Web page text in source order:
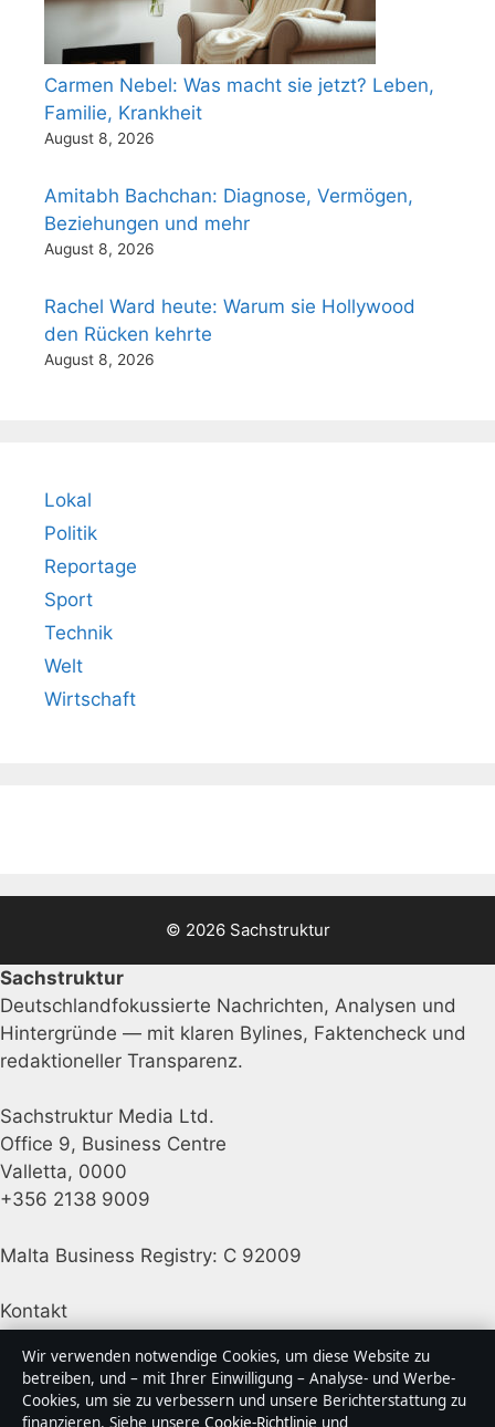
Carmen Nebel: Was macht sie jetzt? Leben,
Familie, Krankheit
August 8, 2026
Amitabh Bachchan: Diagnose, Vermögen,
Beziehungen und mehr
August 8, 2026
Rachel Ward heute: Warum sie Hollywood
den Rücken kehrte
August 8, 2026
Lokal
Politik
Reportage
Sport
Technik
Welt
Wirtschaft
© 2026 Sachstruktur
Sachstruktur
Deutschlandfokussierte Nachrichten, Analysen und
Hintergründe — mit klaren Bylines, Faktencheck und
redaktioneller Transparenz.
Sachstruktur Media Ltd.
Office 9, Business Centre
Valletta, 0000
+356 2138 9009
Malta Business Registry: C 92009
Kontakt
Allgemein: info@sachstruktur.de
Kontaktseite
Wir verwenden notwendige Cookies, um diese Website zu
betreiben, und – mit Ihrer Einwilligung – Analyse- und Werbe-
Cookies, um sie zu verbessern und unsere Berichterstattung zu
finanzieren. Siehe unsere Cookie-Richtlinie und